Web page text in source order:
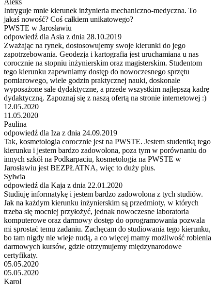
Intryguje mnie kierunek inżynieria mechaniczno-medyczna. To
jakaś nowość? Coś całkiem unikatowego?
PWSTE w Jarosławiu
odpowiedź dla Asia z dnia 28.10.2019
Zważając na rynek, dostosowujemy swoje kierunki do jego
zapotrzebowania. Geodezja i kartografia jest uruchamiana u nas
corocznie na stopniu inżynierskim oraz magisterskim. Studentom
tego kierunku zapewniamy dostęp do nowoczesnego sprzętu
pomiarowego, wiele godzin praktycznej nauki, doskonale
wyposażone sale dydaktyczne, a przede wszystkim najlepszą kadrę
dydaktyczną. Zapoznaj się z naszą ofertą na stronie internetowej :)
12.05.2020
11.05.2020
Paulina
odpowiedź dla Iza z dnia 24.09.2019
Tak, kosmetologia corocznie jest na PWSTE. Jestem studentką tego
kierunku i jestem bardzo zadowolona, poza tym w porównaniu do
innych szkół na Podkarpaciu, kosmetologia na PWSTE w
Jarosławiu jest BEZPŁATNA, więc to duży plus.
Sylwia
odpowiedź dla Kaja z dnia 22.01.2020
Studiuję informatykę i jestem bardzo zadowolona z tych studiów.
Jak na każdym kierunku inżynierskim są przedmioty, w których
trzeba się mocniej przyłożyć, jednak nowoczesne laboratoria
komputerowe oraz darmowy dostęp do oprogramowania pozwala
mi sprostać temu zadaniu. Zachęcam do studiowania tego kierunku,
bo tam nigdy nie wieje nudą, a co więcej mamy możliwość robienia
darmowych kursów, gdzie otrzymujemy międzynarodowe
certyfikaty.
05.05.2020
05.05.2020
Karol